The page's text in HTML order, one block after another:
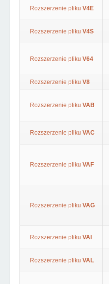
Rozszerzenie pliku V4E
Rozszerzenie pliku V4S
Rozszerzenie pliku V64
Rozszerzenie pliku V8
Rozszerzenie pliku VAB
Rozszerzenie pliku VAC
Rozszerzenie pliku VAF
Rozszerzenie pliku VAG
Rozszerzenie pliku VAI
Rozszerzenie pliku VAL